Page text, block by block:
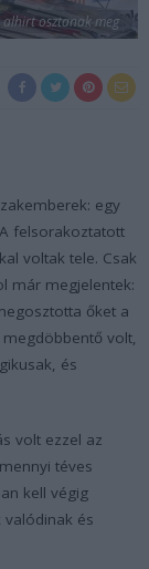
osztanak meg
egy
felsorakoztatott
voltak tele. Csak
már megjelentek:
őket a
volt,
és
volt ezzel az
téves
kell végig
és